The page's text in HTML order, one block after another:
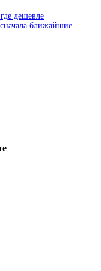
дешевле
сначала ближайшие